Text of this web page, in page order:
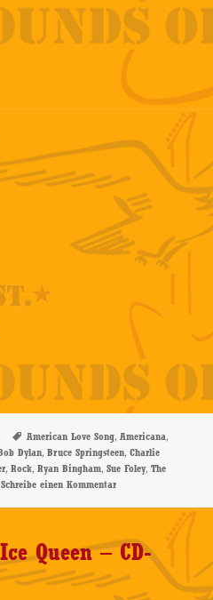
Schlagwörter
American Love Song,Americana,
Dylan,Bruce Springsteen,Charlie
,Rock,Ryan Bingham,Sue Foley,The
Schreibe einen Kommentarzu Ryan Bingham –
Queen – CD-